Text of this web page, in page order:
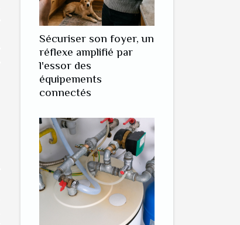
Sécuriser son foyer, un
réflexe amplifié par
l'essor des
équipements
connectés